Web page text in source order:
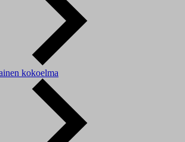
kokoelma